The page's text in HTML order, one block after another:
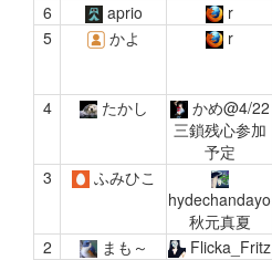
6 aprio r
5
かよ r
4 たかし
かめ@4/22
三鎖残心参加
予定
3
ふみひこ
hydechandayo
秋元真夏
2 まも～ Flicka_Fritz